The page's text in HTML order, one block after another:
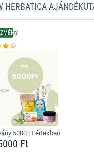
HERBATICA
5000 Ft értékben
Ft